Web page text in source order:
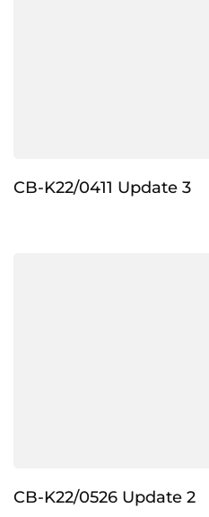
CB-K22/0411 Update 3
CB-K22/0526 Update 2